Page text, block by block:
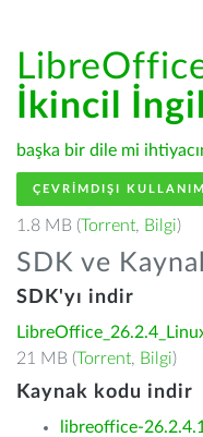
İkincil
başka bir dile mi
ÇEVRIMDIŞI
1.8 MB (Torrent, Bilgi)
SDK ve
SDK'yı indir
21 MB (Torrent, Bilgi)
Kaynak kodu indir
libreoffice-